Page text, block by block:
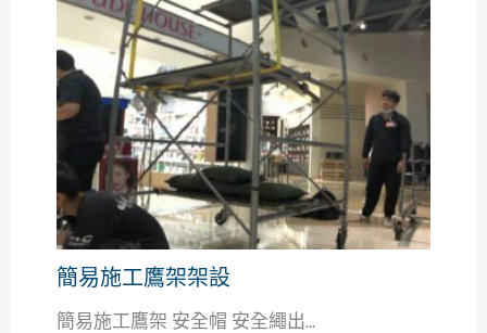
簡易施工鷹架架設
簡易施工鷹架 安全帽 安全繩出...